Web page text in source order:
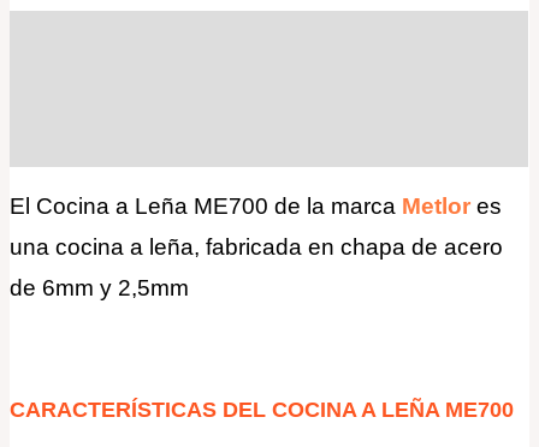
El Cocina a Leña ME700 de la marca Metlor es
una cocina a leña, fabricada en chapa de acero
de 6mm y 2,5mm
CARACTERÍSTICAS DEL COCINA A LEÑA ME700